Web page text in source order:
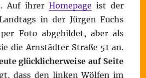
Auf ihrerHomepage ist der
in der Jürgen Fuchs
Foto abgebildet, aber als
die Arnstädter Straße 51 an.
glücklicherweise auf Seite
dass den linken Wölfen im